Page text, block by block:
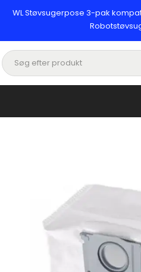
WL Støvsugerpose 3-pak